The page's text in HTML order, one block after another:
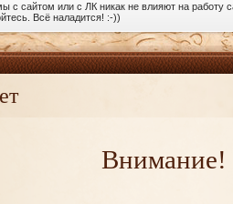
с сайтом или с ЛК никак не влияют на работу
Всё наладится! :-))
Внимание!